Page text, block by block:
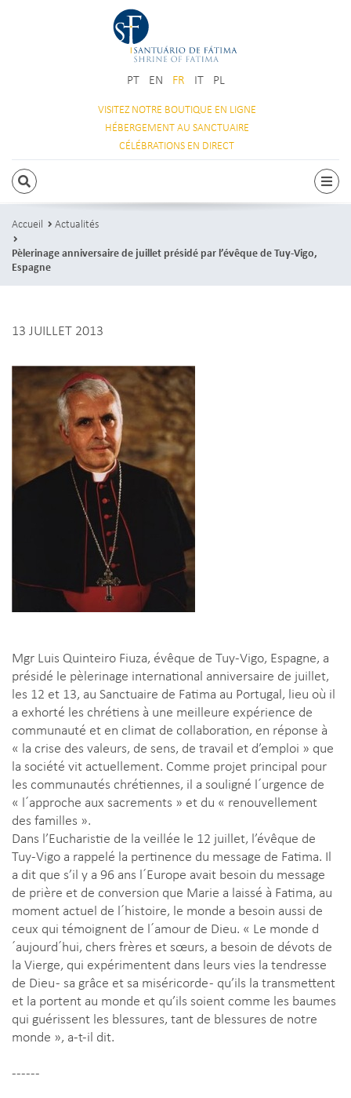
PT EN FR IT PL
VISITEZ NOTRE BOUTIQUE EN LIGNE
HÉBERGEMENTAU SANCTUAIRE
CÉLÉBRATIONS EN DIRECT
RECHERCHE
Accueil
Actualités
Pèlerinage anniversaire de juillet présidé par l’évêque de Tuy-Vigo,
Espagne
13 JUILLET 2013
Mgr Luis Quinteiro Fiuza, évêque de Tuy-Vigo, Espagne, a
présidé le pèlerinage international anniversaire de juillet,
les 12 et 13, au Sanctuaire de Fatima au Portugal, lieu où il
a exhorté les chrétiens à une meilleure expérience de
communauté et en climat de collaboration, en réponse à
« la crise des valeurs, de sens, de travail et d’emploi » que
la société vit actuellement. Comme projet principal pour
les communautés chrétiennes, il a souligné l´urgence de
« l´approche aux sacrements » et du « renouvellement
des familles ».
Dans l’Eucharistie de la veillée le 12 juillet, l’évêque de
Tuy-Vigo a rappelé la pertinence du message de Fatima. Il
a dit que s’il y a 96 ans l´Europe avait besoin du message
de prière et de conversion que Marie a laissé à Fatima, au
moment actuel de l´histoire, le monde a besoin aussi de
ceux qui témoignent de l´amour de Dieu. « Le monde d
´aujourd´hui, chers frères et sœurs, a besoin de dévots de
la Vierge, qui expérimentent dans leurs vies la tendresse
de Dieu - sa grâce et sa miséricorde - qu’ils la transmettent
et la portent au monde et qu’ils soient comme les baumes
qui guérissent les blessures, tant de blessures de notre
monde », a-t-il dit.
------